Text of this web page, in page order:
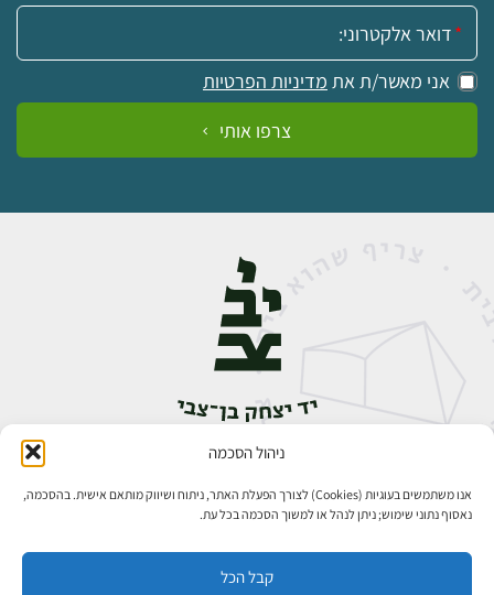
ניהול הסכמה
אנו משתמשים בעוגיות (Cookies) לצורך הפעלת האתר, ניתוח ושיווק מותאם אישית. בהסכמה,
נאסוף נתוני שימוש; ניתן לנהל או למשוך הסכמה בכל עת.
קבל הכל
אימייל:
אני מאשר/ת את מדיניות הפרטיות
צרפו אותי
אבן גבירול 14, רחביה, ירושלים